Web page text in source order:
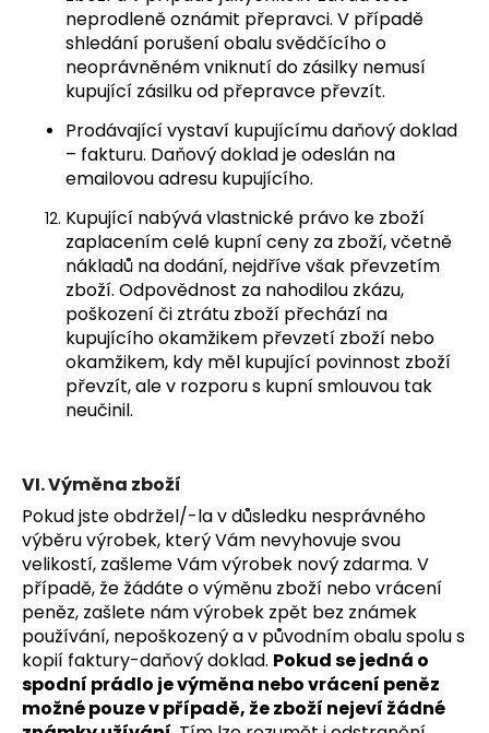
neprodleně oznámit přepravci. V případě
shledání porušení obalu svědčícího o
neoprávněném vniknutí do zásilky nemusí
kupující zásilku od přepravce převzít.
Prodávající vystaví kupujícímu daňový doklad
– fakturu. Daňový doklad je odeslán na
emailovou adresu kupujícího.
Kupující nabývá vlastnické právo ke zboží
zaplacením celé kupní ceny za zboží, včetně
nákladů na dodání, nejdříve však převzetím
zboží. Odpovědnost za nahodilou zkázu,
poškození či ztrátu zboží přechází na
kupujícího okamžikem převzetí zboží nebo
okamžikem, kdy měl kupující povinnost zboží
převzít, ale v rozporu s kupní smlouvou tak
neučinil.
VI. Výměna zboží
Pokud jste obdržel/-la v důsledku nesprávného
výběru výrobek, který Vám nevyhovuje svou
velikostí, zašleme Vám výrobek nový zdarma. V
případě, že žádáte o výměnu zboží nebo vrácení
peněz, zašlete nám výrobek zpět bez známek
používání, nepoškozený a v původním obalu spolu s
kopií faktury-daňový doklad. Pokud se jedná o
spodní prádlo je výměna nebo vrácení peněz
možné pouze v případě, že zboží nejeví žádné